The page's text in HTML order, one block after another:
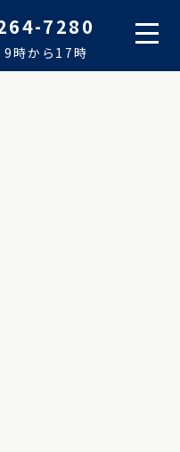
7280
9時から17時